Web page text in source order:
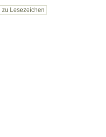
zu Lesezeichen